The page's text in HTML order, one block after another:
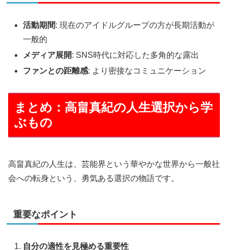
活動期間: 現在のアイドルグループの方が長期活動が
一般的
メディア展開: SNS時代に対応した多角的な露出
ファンとの距離感: より密接なコミュニケーション
まとめ：高畠真紀の人生選択から学
ぶもの
高畠真紀の人生は、芸能界という華やかな世界から一般社
会への転身という、勇気ある選択の物語です。
重要なポイント
自分の適性を見極める重要性